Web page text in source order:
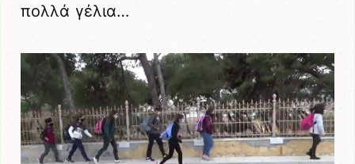
πολλά γέλια…